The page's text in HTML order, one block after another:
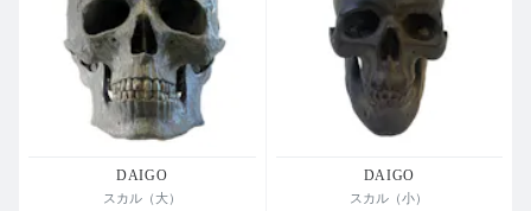
DAIGO
スカル（大）
DAIGO
スカル（小）